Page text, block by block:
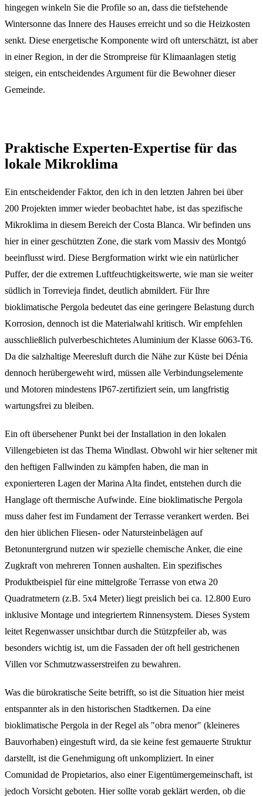
hingegen winkeln Sie die Profile so an, dass die tiefstehende
Wintersonne das Innere des Hauses erreicht und so die Heizkosten
senkt. Diese energetische Komponente wird oft unterschätzt, ist aber
in einer Region, in der die Strompreise für Klimaanlagen stetig
steigen, ein entscheidendes Argument für die Bewohner dieser
Gemeinde.
Praktische Experten-Expertise für das
lokale Mikroklima
Ein entscheidender Faktor, den ich in den letzten Jahren bei über
200 Projekten immer wieder beobachtet habe, ist das spezifische
Mikroklima in diesem Bereich der Costa Blanca. Wir befinden uns
hier in einer geschützten Zone, die stark vom Massiv des Montgó
beeinflusst wird. Diese Bergformation wirkt wie ein natürlicher
Puffer, der die extremen Luftfeuchtigkeitswerte, wie man sie weiter
südlich in Torrevieja findet, deutlich abmildert. Für Ihre
bioklimatische Pergola bedeutet das eine geringere Belastung durch
Korrosion, dennoch ist die Materialwahl kritisch. Wir empfehlen
ausschließlich pulverbeschichtetes Aluminium der Klasse 6063-T6.
Da die salzhaltige Meeresluft durch die Nähe zur Küste bei Dénia
dennoch herübergeweht wird, müssen alle Verbindungselemente
und Motoren mindestens IP67-zertifiziert sein, um langfristig
wartungsfrei zu bleiben.
Ein oft übersehener Punkt bei der Installation in den lokalen
Villengebieten ist das Thema Windlast. Obwohl wir hier seltener mit
den heftigen Fallwinden zu kämpfen haben, die man in
exponierteren Lagen der Marina Alta findet, entstehen durch die
Hanglage oft thermische Aufwinde. Eine bioklimatische Pergola
muss daher fest im Fundament der Terrasse verankert werden. Bei
den hier üblichen Fliesen- oder Natursteinbelägen auf
Betonuntergrund nutzen wir spezielle chemische Anker, die eine
Zugkraft von mehreren Tonnen aushalten. Ein spezifisches
Produktbeispiel für eine mittelgroße Terrasse von etwa 20
Quadratmetern (z.B. 5x4 Meter) liegt preislich bei ca. 12.800 Euro
inklusive Montage und integriertem Rinnensystem. Dieses System
leitet Regenwasser unsichtbar durch die Stützpfeiler ab, was
besonders wichtig ist, um die Fassaden der oft hell gestrichenen
Villen vor Schmutzwasserstreifen zu bewahren.
Was die bürokratische Seite betrifft, so ist die Situation hier meist
entspannter als in den historischen Stadtkernen. Da eine
bioklimatische Pergola in der Regel als "obra menor" (kleineres
Bauvorhaben) eingestuft wird, da sie keine fest gemauerte Struktur
darstellt, ist die Genehmigung oft unkompliziert. In einer
Comunidad de Propietarios, also einer Eigentümergemeinschaft, ist
jedoch Vorsicht geboten. Hier sollte vorab geklärt werden, ob die